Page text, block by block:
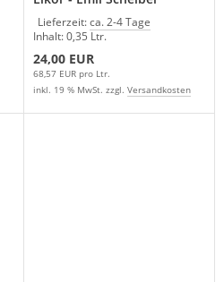
Lieferzeit:ca. 2-4 Tage
Inhalt: 0,35 Ltr.
24,00 EUR
68,57 EUR pro Ltr.
inkl. 19 % MwSt. zzgl. Versandkosten